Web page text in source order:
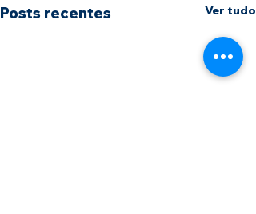
Posts recentes Ver tudo